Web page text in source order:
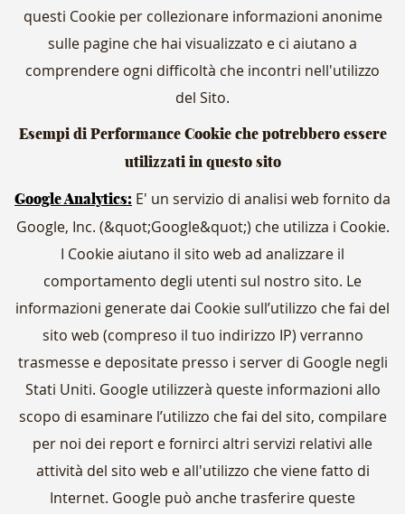
questi Cookie per collezionare informazioni anonime
sulle pagine che hai visualizzato e ci aiutano a
comprendere ogni difficoltà che incontri nell'utilizzo
del Sito.
Esempi di Performance Cookie che potrebbero essere
utilizzati in questo sito
Google Analytics: E' un servizio di analisi web fornito da
Google, Inc. (&quot;Google&quot;) che utilizza i Cookie.
I Cookie aiutano il sito web ad analizzare il
comportamento degli utenti sul nostro sito. Le
informazioni generate dai Cookie sull’utilizzo che fai del
sito web (compreso il tuo indirizzo IP) verranno
trasmesse e depositate presso i server di Google negli
Stati Uniti. Google utilizzerà queste informazioni allo
scopo di esaminare l’utilizzo che fai del sito, compilare
per noi dei report e fornirci altri servizi relativi alle
attività del sito web e all'utilizzo che viene fatto di
Internet. Google può anche trasferire queste